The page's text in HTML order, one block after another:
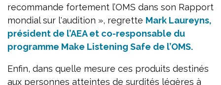
recommande fortement l’OMS dans son Rapport
mondial sur l'audition », regrette Mark Laureyns,
président de l’AEA et co-responsable du
programme Make Listening Safe de l’OMS.
Enfin, dans quelle mesure ces produits destinés
aux personnes atteintes de surdités légères à